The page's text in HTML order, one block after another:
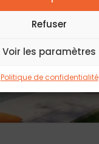
Refuser
Voir les paramètres
Politique de confidentialité